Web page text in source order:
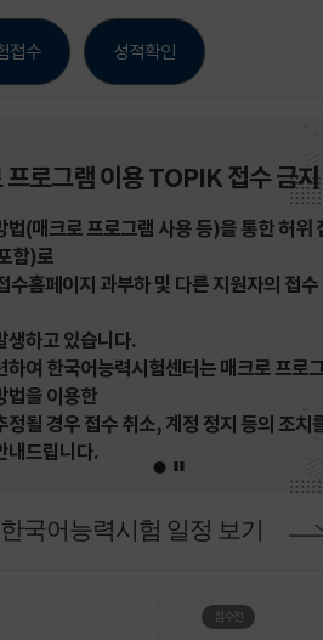
접수 성적확인
프로그램 이용 TOPIK 접수 금지
법(매크로 프로그램 사용 등)을 통한 허위
함)로
수홈페이지 과부하 및 다른 지원자의 접
생하고 있습니다.
하여 한국어능력시험센터는 매크로 프로
법을 이용한
정될 경우 접수 취소, 계정 정지 등의 조치
내드립니다.
국어능력시험 일정 보기
접수전